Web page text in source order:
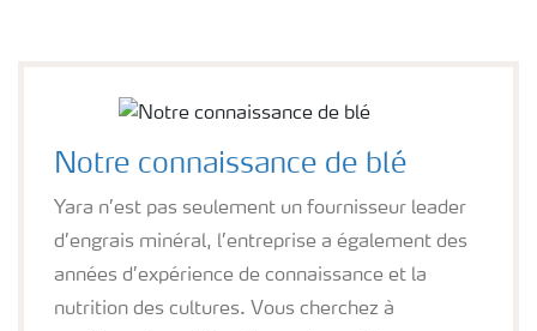
Notre connaissance de blé
Yara n’est pas seulement un fournisseur leader
d’engrais minéral, l’entreprise a également des
années d’expérience de connaissance et la
nutrition des cultures. Vous cherchez à